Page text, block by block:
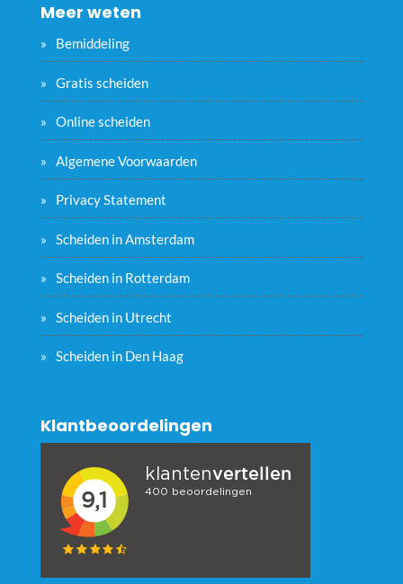
Meer weten
Bemiddeling
Gratis scheiden
Online scheiden
Algemene Voorwaarden
Privacy Statement
Scheiden in Amsterdam
Scheiden in Rotterdam
Scheiden in Utrecht
Scheiden in Den Haag
Klantbeoordelingen